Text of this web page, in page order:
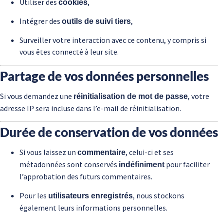
cookies
Intégrer des outils de suivi tiers,
Surveiller votre interaction avec ce contenu, y compris si
vous êtes connecté à leur site.
Partage de vos données personnelles
Si vous demandez une réinitialisation de mot de passe, votre
adresse IP sera incluse dans l’e-mail de réinitialisation.
Durée de conservation de vos données
Si vous laissez un commentaire, celui-ci et ses
métadonnées sont conservés indéfinimentpour faciliter
l’approbation des futurs commentaires.
Pour les utilisateurs enregistrés, nous stockons
également leurs informations personnelles.